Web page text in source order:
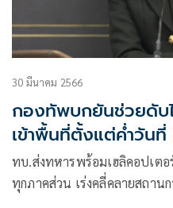
30 มีนาคม 2566
กองทัพบกยันช่วยดับ
เข้าพื้นที่ตั้งแต่ค่ำวันที่
ทบ.ส่งทหารพร้อมเฮลิคอปเต
ทุกภาคส่วน เร่งคลี่คลาย